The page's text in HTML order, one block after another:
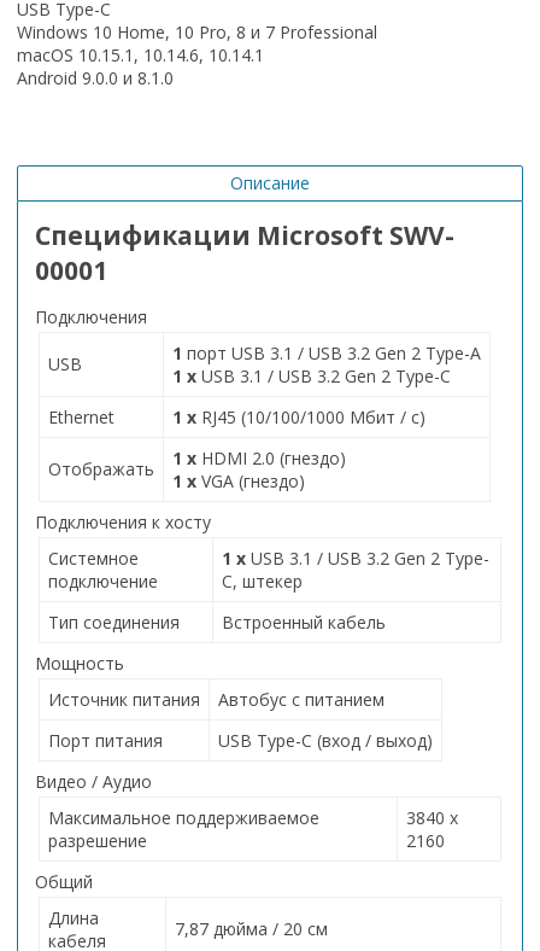
USB Type-C
Windows 10 Home, 10 Pro, 8 и 7 Professional
macOS 10.15.1, 10.14.6, 10.14.1
Android 9.0.0 и 8.1.0
Описание
Спецификации Microsoft SWV-
00001
Подключения
USB 1 порт USB 3.1 / USB 3.2 Gen 2 Type-A
1 x USB 3.1 / USB 3.2 Gen 2 Type-C
Ethernet
1 x RJ45 (10/100/1000 Мбит / с)
Отображать 1 x HDMI 2.0 (гнездо)
1 x VGA (гнездо)
Подключения к хосту
Системное
подключение
1 x USB 3.1 / USB 3.2 Gen 2 Type-
C, штекер
Тип соединения
Встроенный кабель
Мощность
Источник питания
Автобус с питанием
Порт питания
USB Type-C (вход / выход)
Видео / Аудио
Максимальное поддерживаемое
разрешение
3840 x
2160
Общий
Длина
кабеля
7,87 дюйма / 20 см